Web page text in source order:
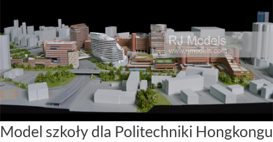
Model szkoły dla Politechniki Hongkongu